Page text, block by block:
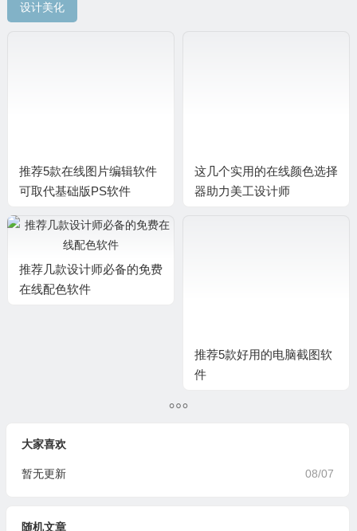
设计美化
推荐5款在线图片编辑软件
可取代基础版PS软件
这几个实用的在线颜色选择
器助力美工设计师
推荐5款好用的电脑截图软
件
大家喜欢
08/07
暂无更新
随机文章